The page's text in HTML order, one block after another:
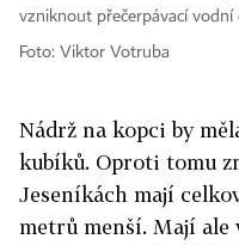
vzniknout přečerpávací vodní
Foto: Viktor Votruba
Nádrž na kopci by
kubíků. Oproti tomu
Jeseníkách mají
metrů menší. Mají ale